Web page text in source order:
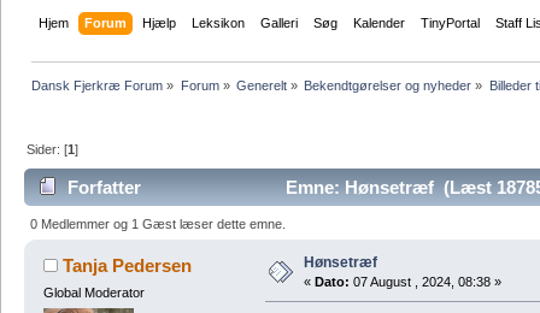
Hjem Forum Hjælp Leksikon Galleri Søg Kalender TinyPortal Staff
Dansk Fjerkræ Forum » Forum» Generelt» Bekendtgørelser og nyheder » Billeder
Sider: [1]
Forfatter Emne: Hønsetræf (Læst
0 Medlemmer og 1 Gæst læser dette emne.
Tanja Pedersen
Global Moderator
Hønsetræf
« Dato: 07 August , 2024, 08:38 »